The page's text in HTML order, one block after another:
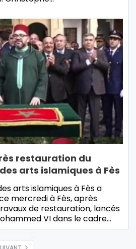
restauration du
arts islamiques à Fès
arts islamiques à Fès a
mercredi à Fès, après
de restauration, lancés
VI dans le cadre…